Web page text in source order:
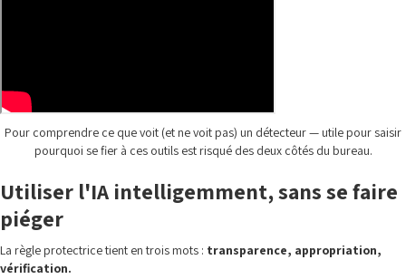
Pour comprendre ce que voit (et ne voit pas) un détecteur — utile pour saisir
pourquoi se fier à ces outils est risqué des deux côtés du bureau.
Utiliser l'IA intelligemment, sans se faire
piéger
La règle protectrice tient en trois mots : transparence, appropriation,
vérification.